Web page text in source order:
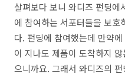
살펴보다 보니 와디즈 펀딩에
에 참여하는 서포터들을 보호
다. 펀딩에 참여했는데 만약
이 지나도 제품이 도착하지
으니까요. 그래서 와디즈의